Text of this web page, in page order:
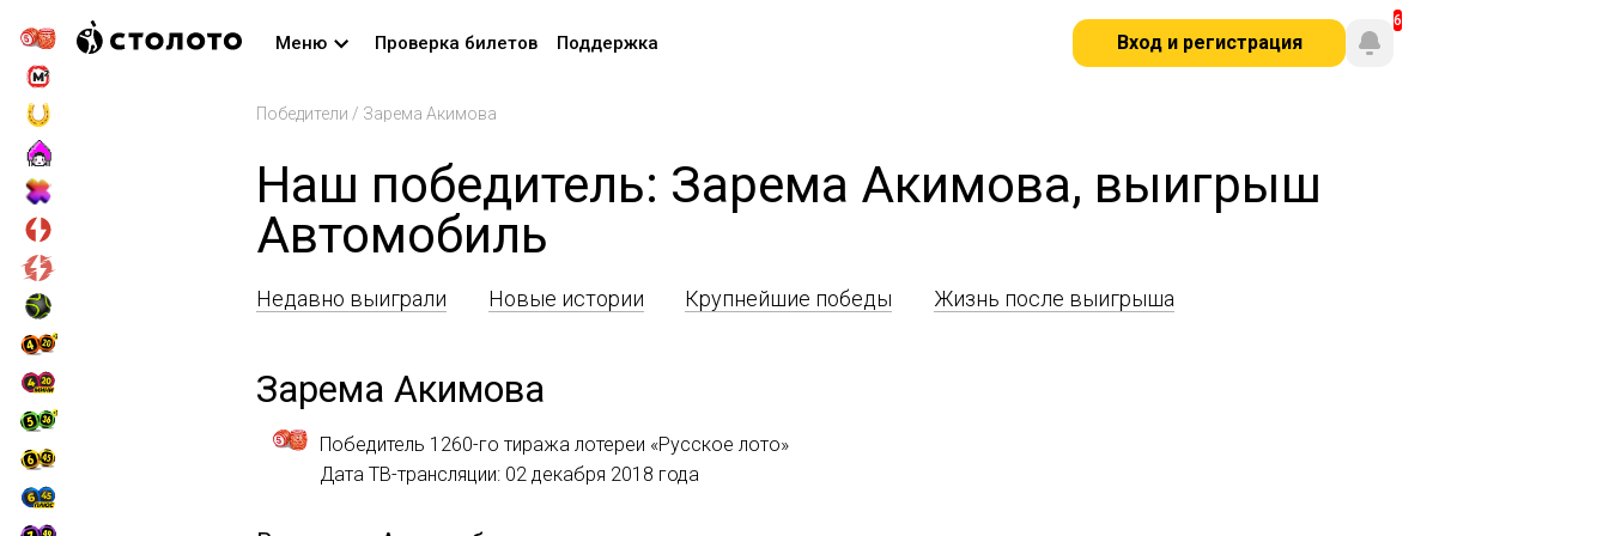
Меню Проверка билетов Поддержка Вход и регистрация
Победители / Зарема Акимова
Наш победитель: Зарема Акимова, выигрыш
Автомобиль
Недавно выиграли Новые истории Крупнейшие победы Жизнь после выигрыша
Зарема Акимова
Победитель 1260-го тиража лотереи «Русское лото»
Дата ТВ-трансляции: 02 декабря 2018 года